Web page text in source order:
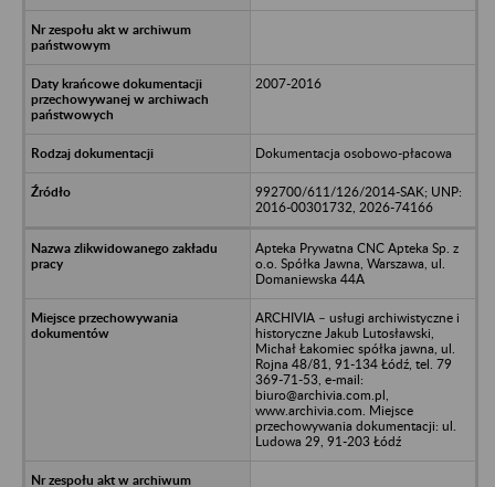
2007-2016
Dokumentacja osobowo-płacowa
992700/611/126/2014-SAK; UNP:
2016-00301732, 2026-74166
Apteka Prywatna CNC Apteka Sp. z
o.o. Spółka Jawna, Warszawa, ul.
Domaniewska 44A
ARCHIVIA – usługi archiwistyczne i
historyczne Jakub Lutosławski,
Michał Łakomiec spółka jawna, ul.
Rojna 48/81, 91-134 Łódź, tel. 79
369-71-53, e-mail:
biuro@archivia.com.pl,
www.archivia.com. Miejsce
przechowywania dokumentacji: ul.
Ludowa 29, 91-203 Łódź